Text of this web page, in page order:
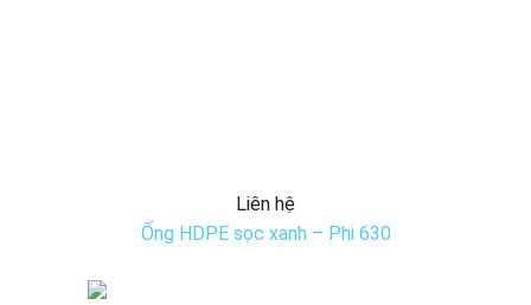
Liên hệ
Ống HDPE sọc xanh – Phi 630